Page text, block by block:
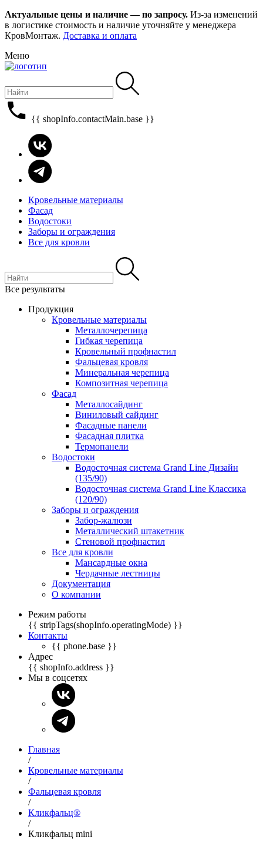
Актуальные цены и наличие — по запросу. Из-за изменений
в логистике стоимость и наличие уточняйте у менеджера
КровМонтаж. Доставка и оплата
Меню
{{ shopInfo.contactMain.base }}
Кровельные материалы
Фасад
Водостоки
Заборы и ограждения
Все для кровли
Все результаты
Продукция
Кровельные материалы
Металлочерепица
Гибкая черепица
Кровельный профнастил
Фальцевая кровля
Минеральная черепица
Композитная черепица
Фасад
Металлосайдинг
Виниловый сайдинг
Фасадные панели
Фасадная плитка
Термопанели
Водостоки
Водосточная система Grand Line Дизайн
(135/90)
Водосточная система Grand Line Классика
(120/90)
Заборы и ограждения
Забор-жалюзи
Металлический штакетник
Стеновой профнастил
Все для кровли
Мансардные окна
Чердачные лестницы
Документация
О компании
Режим работы
{{ stripTags(shopInfo.operatingMode) }}
Контакты
{{ phone.base }}
Адрес
{{ shopInfo.address }}
Мы в соцсетях
Главная
/
Кровельные материалы
/
Фальцевая кровля
/
Кликфальц®
/
Кликфальц mini